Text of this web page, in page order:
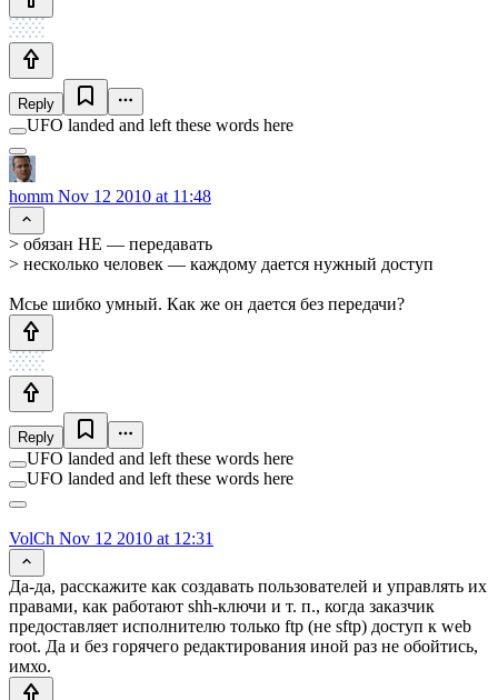
Reply
UFO landed and left these words here
homm Nov 12 2010 at 11:48
> обязан НЕ — передавать
> несколько человек — каждому дается нужный доступ
Мсье шибко умный. Как же он дается без передачи?
Reply
UFO landed and left these words here
UFO landed and left these words here
VolCh Nov 12 2010 at 12:31
Да-да, расскажите как создавать пользователей и управлять их
правами, как работают shh-ключи и т. п., когда заказчик
предоставляет исполнителю только ftp (не sftp) доступ к web
root. Да и без горячего редактирования иной раз не обойтись,
имхо.